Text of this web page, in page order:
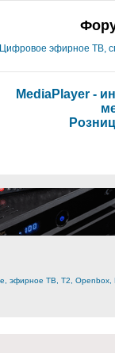
Цифровое эфирное ТВ,
MediaPlayer -